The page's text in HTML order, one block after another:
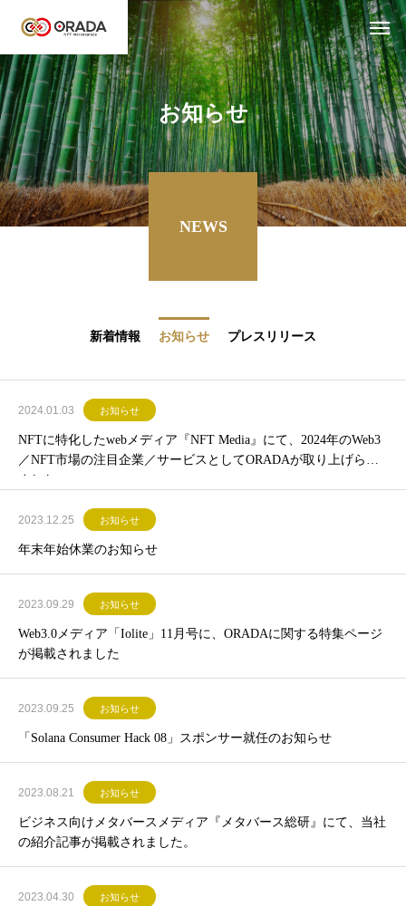
お知らせ
NEWS
新着情報 お知らせ プレスリリース
2024.01.03 お知らせ
NFTに特化したwebメディア『NFT Media』にて、2024年のWeb3
／NFT市場の注目企業／サービスとしてORADAが取り上げられ
ました
2023.12.25 お知らせ
年末年始休業のお知らせ
2023.09.29 お知らせ
Web3.0メディア「Iolite」11月号に、ORADAに関する特集ページ
が掲載されました
2023.09.25 お知らせ
「Solana Consumer Hack 08」スポンサー就任のお知らせ
2023.08.21 お知らせ
ビジネス向けメタバースメディア『メタバース総研』にて、当社
の紹介記事が掲載されました。
2023.04.30 お知らせ